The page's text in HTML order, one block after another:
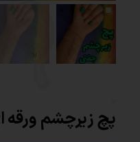
پچ زیرچشم ورقه